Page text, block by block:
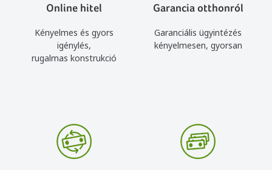
Online hitel
Kényelmes és gyors
igénylés,
rugalmas konstrukció
Garancia otthonról
Garanciális ügyintézés
kényelmesen, gyorsan